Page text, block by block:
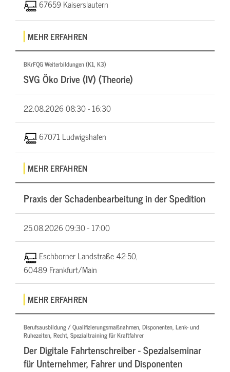
67659 Kaiserslautern
MEHR ERFAHREN
BKrFQG Weiterbildungen (K1, K3)
SVG Öko Drive (IV) (Theorie)
22.08.202608:30 - 16:30
67071 Ludwigshafen
MEHR ERFAHREN
Praxis der Schadenbearbeitung in der Spedition
25.08.202609:30 - 17:00
Eschborner Landstraße 42-50,
60489 Frankfurt/Main
MEHR ERFAHREN
Berufsausbildung / Qualifizierungsmaßnahmen, Disponenten, Lenk- und
Ruhezeiten, Recht, Spezialtraining für Kraftfahrer
Der Digitale Fahrtenschreiber - Spezialseminar
für Unternehmer, Fahrer und Disponenten